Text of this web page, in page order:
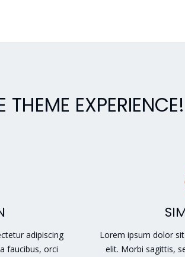
EXPERIENCE!
adipiscing
faucibus, orci
Lorem ipsum dolor
elit. Morbi sagittis,